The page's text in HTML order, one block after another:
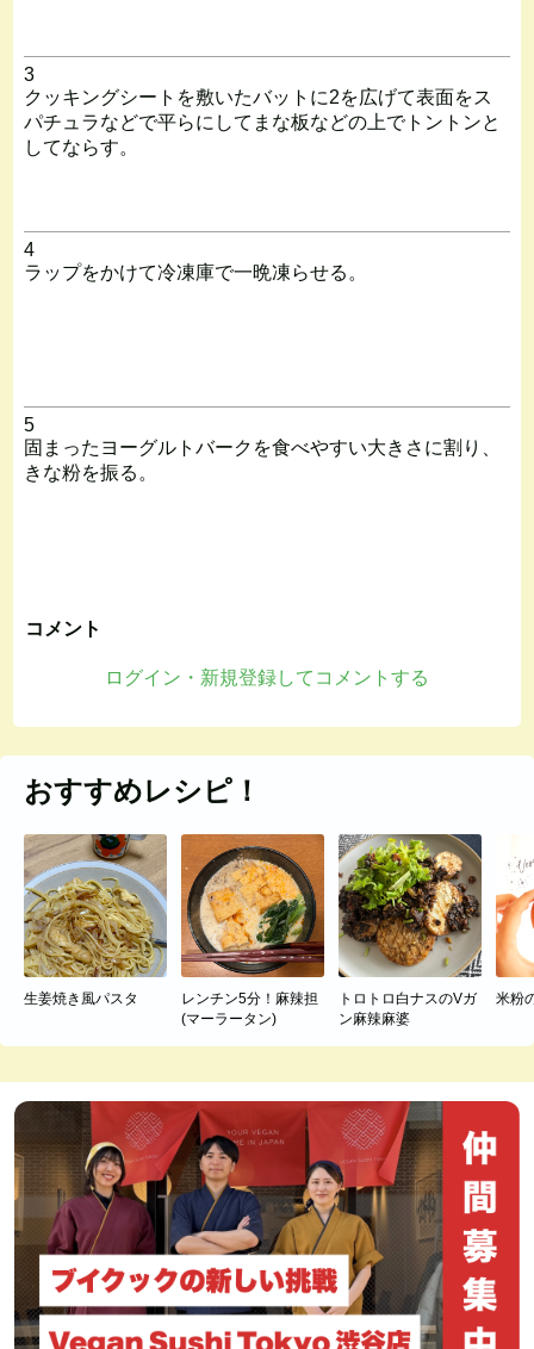
3
クッキングシートを敷いたバットに2を広げて表面をス
パチュラなどで平らにしてまな板などの上でトントンと
してならす。
4
ラップをかけて冷凍庫で一晩凍らせる。
5
固まったヨーグルトバークを食べやすい大きさに割り、
きな粉を振る。
コメント
ログイン・新規登録してコメントする
おすすめレシピ！
生姜焼き風パスタ
レンチン5分！麻辣担
(マーラータン)
トロトロ白ナスのVガ
ン麻辣麻婆
米粉